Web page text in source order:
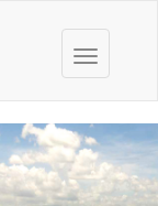
navigation